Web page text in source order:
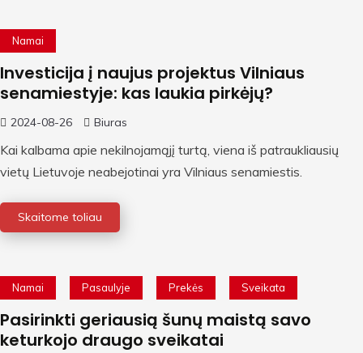
Namai
Investicija į naujus projektus Vilniaus
senamiestyje: kas laukia pirkėjų?
2024-08-26 Biuras
Kai kalbama apie nekilnojamąjį turtą, viena iš patraukliausių
vietų Lietuvoje neabejotinai yra Vilniaus senamiestis.
Skaitome toliau
Namai Pasaulyje Prekės Sveikata
Pasirinkti geriausią šunų maistą savo
keturkojo draugo sveikatai